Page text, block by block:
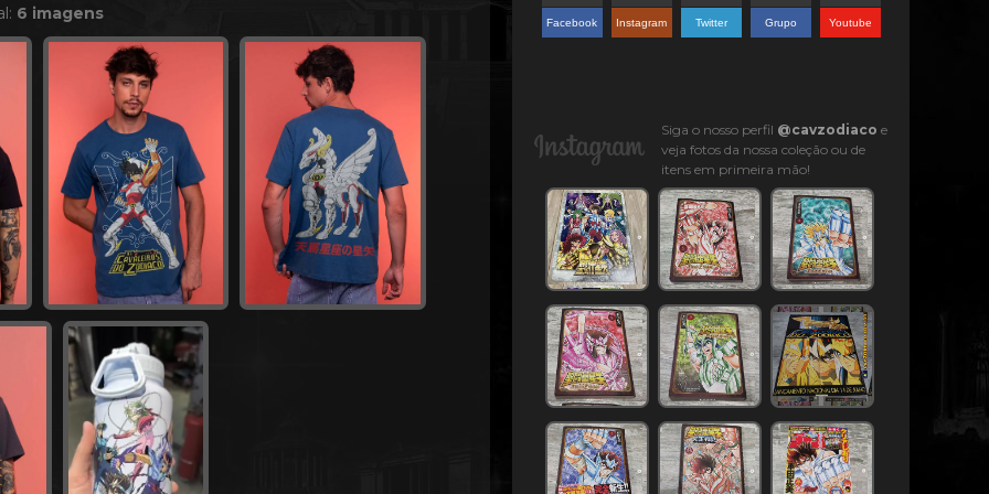
6 imagens Facebook Instagram Twitter Grupo Youtube
Siga o nosso perfil @cavzodiaco e
veja fotos da nossa coleção ou de
itens em primeira mão!